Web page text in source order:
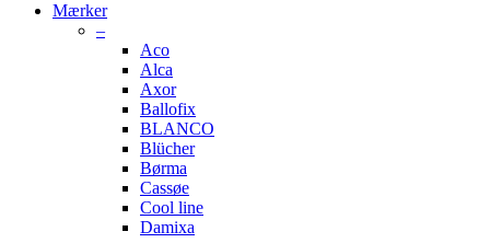
Mærker
–
Aco
Alca
Axor
Ballofix
BLANCO
Blücher
Børma
Cassøe
Cool line
Damixa